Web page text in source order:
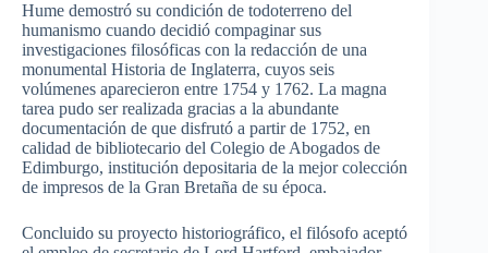
Hume demostró su condición de todoterreno del
humanismo cuando decidió compaginar sus
investigaciones filosóficas con la redacción de una
monumental Historia de Inglaterra, cuyos seis
volúmenes aparecieron entre 1754 y 1762. La magna
tarea pudo ser realizada gracias a la abundante
documentación de que disfrutó a partirde 1752, en
calidad de bibliotecario del Colegio de Abogados de
Edimburgo, institución depositaria de la mejor colección
de impresos de la Gran Bretaña de su época.
Concluido su proyecto historiográfico, el filósofo aceptó